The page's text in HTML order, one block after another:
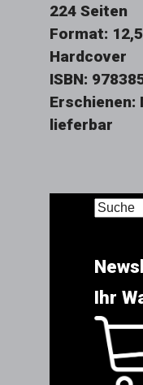
224 Seiten
Format:
Hardcover
ISBN:
Erschienen:
lieferbar
Ihr